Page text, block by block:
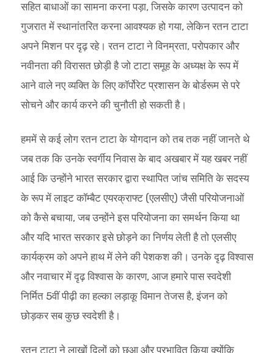
सहित बाधाओं का सामना करना पड़ा, जिसके कारण उत्पादन को
गुजरात में स्थानांतरित करना आवश्यक हो गया, लेकिन रतन टाटा
अपने मिशन पर दृढ़ रहे। रतन टाटा ने विनम्रता, परोपकार और
नवीनता की विरासत छोड़ी है जो टाटा समूह के अध्यक्ष के रूप में
आने वाले नए व्यक्ति के लिए कॉर्पोरेट प्रशासन के बोर्डरूम से परे
सोचने और कार्य करने की चुनौती हो सकती है।
हममें से कई लोग रतन टाटा के योगदान को तब तक नहीं जानते थे
जब तक कि उनके स्वर्गीय निवास के बाद अखबार में यह खबर नहीं
आई कि उन्होंने भारत सरकार द्वारा स्थापित जांच समिति के सदस्य
के रूप में लाइट कॉम्बैट एयरक्राफ्ट (एलसीए) जैसी परियोजनाओं
को कैसे बचाया, जब उन्होंने इस परियोजना का समर्थन किया था
और यदि भारत सरकार इसे छोड़ने का निर्णय लेती है तो एलसीए
कार्यक्रम को अपने हाथ में लेने की पेशकश की। उनके दृढ़ विश्वास
और नवाचार में दृढ़ विश्वास के कारण, आज हमारे पास स्वदेशी
निर्मित 5वीं पीढ़ी का हल्का लड़ाकू विमान तेजस है, इंजन को
छोड़कर सब कुछ स्वदेशी है।
रतन टाटा ने लाखों दिलों को छुआ और प्रभावित किया क्योंकि